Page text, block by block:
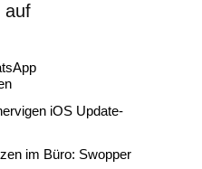
auf
iOS Update-
im Büro: Swopper